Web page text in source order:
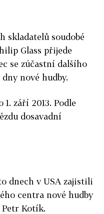
skladatelů soudobé
Glass přijede
se zúčastní dalšího
nové hudby.
září 2013. Podle
dosavadní
dnech v USA zajistili
centra nové hudby
Kotík.